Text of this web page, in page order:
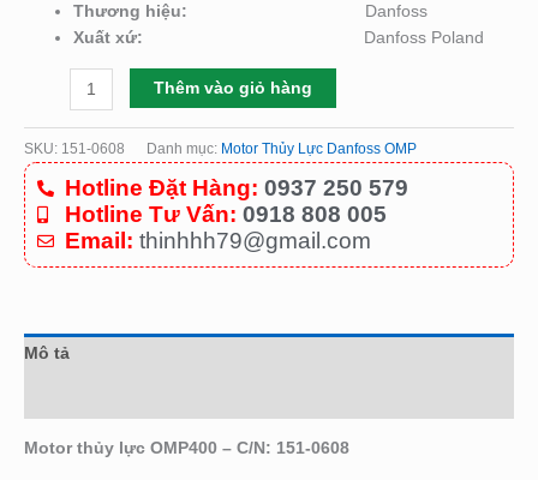
Thương hiệu:
Danfoss
Xuất xứ:
Danfoss Poland
Thêm vào giỏ hàng
SKU: 151-0608 Danh mục: Motor Thủy Lực Danfoss OMP
Hotline Đặt Hàng: 0937 250 579
Hotline Tư Vấn: 0918 808 005
Email: thinhhh79@gmail.com
Mô tả
Motor thủy lực OMP400 – C/N: 151-0608